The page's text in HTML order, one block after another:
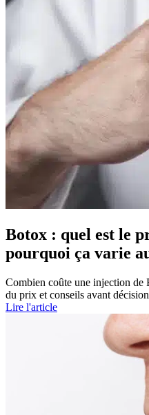
Botox : quel est le
pourquoi ça varie
Combien coûte une injection de
du prix et conseils avant
Lire l'article